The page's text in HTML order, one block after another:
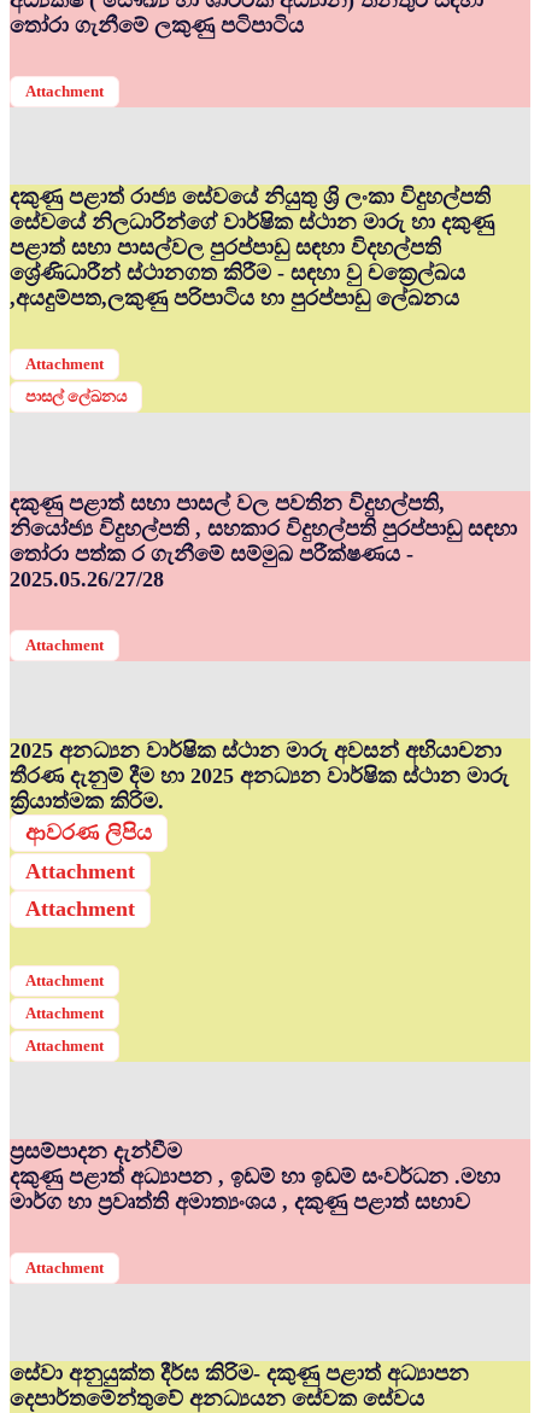
තෝරා ගැනීමේ ලකුණු පටිපාටිය
Attachment
දකුණු පළාත් රාජ්‍ය සේවයේ නියුතු ශ්‍රි ලංකා විදුහල්පති
සේවයේ නිලධාරින්ගේ වාර්ෂික ස්ථාන මාරු හා දකුණු
පළාත් සභා පාසල්වල පුරප්පාඩු සඳහා විදහල්පති
ශ්‍රේණිධාරීන් ස්ථානගත කිරීම - සඳහා වු චක්‍රෙල්ඛය
,අයදුම්පත,ලකුණු පරිපාටිය හා පුරප්පාඩු ලේඛනය
Attachment
පාසල් ලේඛනය
දකුණු පළාත් සභා පාසල් වල පවතින විදුහල්පති,
නියෝජ්‍ය විදුහල්පති , සහකාර විදුහල්පති පුරප්පාඩු සඳහා
තෝරා පත්ක ර ගැනීමේ සම්මුඛ පරීක්ෂණය -
2025.05.26/27/28
Attachment
2025 අනධ්‍යන වාර්ෂික ස්ථාන මාරු අවසන් අභියාචනා
තීරණ දැනුම් දීම හා 2025 අනධ්‍යන වාර්ෂික ස්ථාන මාරු
ක්‍රියාත්මක කිරිම.
ආවරණ ලිපිය
Attachment
Attachment
Attachment
Attachment
Attachment
ප්‍රසම්පාදන දැන්වීම
දකුණු පළාත් අධ්‍යාපන , ඉඩම් හා ඉඩම් සංවර්ධන .මහා
මාර්ග හා ප්‍රවෘත්ති අමාත්‍යංශය , දකුණු පළාත් සභාව
Attachment
සේවා අනුයුක්ත දීර්ඝ කිරිම- දකුණු පළාත් අධ්‍යාපන
දෙපාර්තමේන්තුවේ අනධ්‍යයන සේවක සේවය